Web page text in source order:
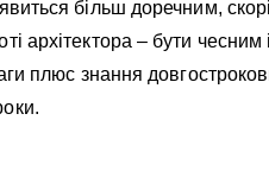
більш доречним,
архітектора – бути чесним
плюс знання